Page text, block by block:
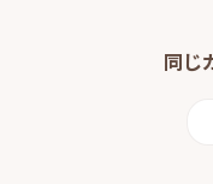
同じ